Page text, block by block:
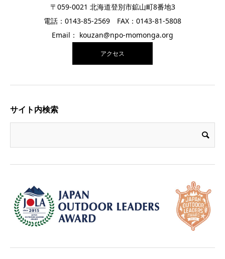
〒059-0021 北海道登別市鉱山町8番地3
電話：0143-85-2569 FAX：0143-81-5808
Email： kouzan@npo-momonga.org
アクセス
サイト内検索